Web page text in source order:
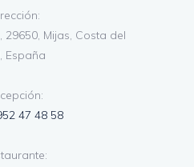
29650, Mijas, Costa del
España
47 48 58